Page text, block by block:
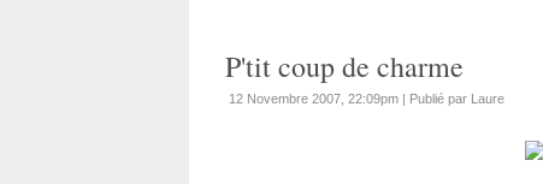
P'tit coup de charme
12 Novembre 2007, 22:09pm | Publié par Laure